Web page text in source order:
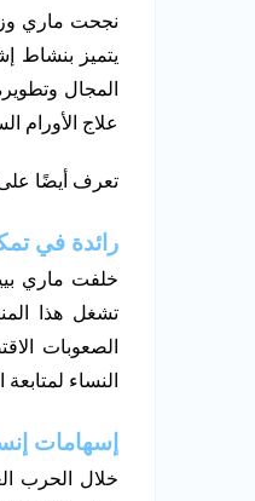
نجحت ماري
يتميز بنشاط
المجال
علاج الأورام
تعرف أيضًا
رائدة في
خلفت ماري
تشغل هذا
الصعوبات
النساء
إسهامات
خلال الحرب